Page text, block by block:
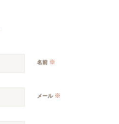
名前 ※
メール ※